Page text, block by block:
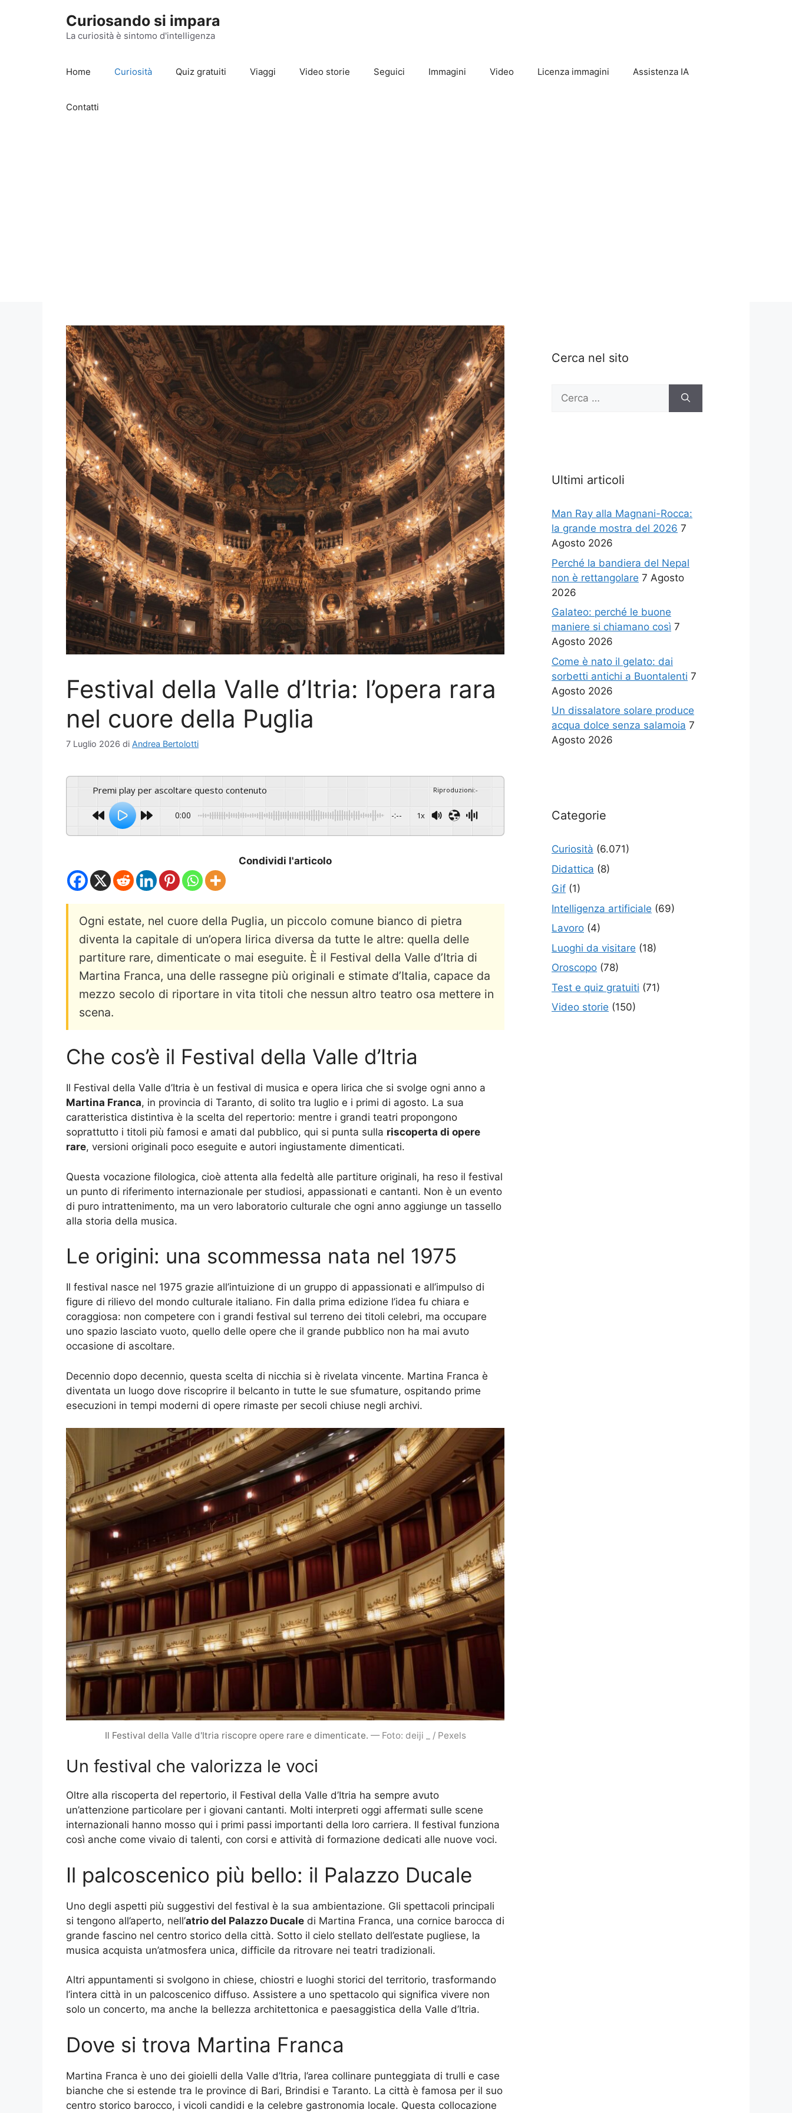
Curiosando si impara
La curiosità è sintomo d'intelligenza
Home Curiosità Quiz gratuiti Viaggi Video storie Seguici Immagini Video Licenza immagini Assistenza IA
Contatti
Festival della Valle d’Itria: l’opera rara
nel cuore della Puglia
7 Luglio 2026 di Andrea Bertolotti
Premi play per ascoltare questo contenuto Riproduzioni:-
0:00 -:-- 1x
Condividi l'articolo
Ogni estate, nel cuore della Puglia, un piccolo comune bianco di pietra
diventa la capitale di un’opera lirica diversa da tutte le altre: quella delle
partiture rare, dimenticate o mai eseguite. È il Festival della Valle d’Itria di
Martina Franca, una delle rassegne più originali e stimate d’Italia, capace da
mezzo secolo di riportare in vita titoli che nessun altro teatro osa mettere in
scena.
Che cos’è il Festival della Valle d’Itria
Il Festival della Valle d’Itria è un festival di musica e opera lirica che si svolge ogni anno a
Martina Franca, in provincia di Taranto, di solito tra luglio e i primi di agosto. La sua
caratteristica distintiva è la scelta del repertorio: mentre i grandi teatri propongono
soprattutto i titoli più famosi e amati dal pubblico, qui si punta sulla riscoperta di opere
rare, versioni originali poco eseguite e autori ingiustamente dimenticati.
Questa vocazione filologica, cioè attenta alla fedeltà alle partiture originali, ha reso il festival
un punto di riferimento internazionale per studiosi, appassionati e cantanti. Non è un evento
di puro intrattenimento, ma un vero laboratorio culturale che ogni anno aggiunge un tassello
alla storia della musica.
Le origini: una scommessa nata nel 1975
Il festival nasce nel 1975 grazie all’intuizione di un gruppo di appassionati e all’impulso di
figure di rilievo del mondo culturale italiano. Fin dalla prima edizione l’idea fu chiara e
coraggiosa: non competere con i grandi festival sul terreno dei titoli celebri, ma occupare
uno spazio lasciato vuoto, quello delle opere che il grande pubblico non ha mai avuto
occasione di ascoltare.
Decennio dopo decennio, questa scelta di nicchia si è rivelata vincente. Martina Franca è
diventata un luogo dove riscoprire il belcanto in tutte le sue sfumature, ospitando prime
esecuzioni in tempi moderni di opere rimaste per secoli chiuse negli archivi.
Il Festival della Valle d'Itria riscopre opere rare e dimenticate. — Foto: deiji _ / Pexels
Un festival che valorizza le voci
Oltre alla riscoperta del repertorio, il Festival della Valle d’Itria ha sempre avuto
un’attenzione particolare per i giovani cantanti. Molti interpreti oggi affermati sulle scene
internazionali hanno mosso qui i primi passi importanti della loro carriera. Il festival funziona
così anche come vivaio di talenti, con corsi e attività di formazione dedicati alle nuove voci.
Il palcoscenico più bello: il Palazzo Ducale
Uno degli aspetti più suggestivi del festival è la sua ambientazione. Gli spettacoli principali
si tengono all’aperto, nell’atrio del Palazzo Ducale di Martina Franca, una cornice barocca di
grande fascino nel centro storico della città. Sotto il cielo stellato dell’estate pugliese, la
musica acquista un’atmosfera unica, difficile da ritrovare nei teatri tradizionali.
Altri appuntamenti si svolgono in chiese, chiostri e luoghi storici del territorio, trasformando
l’intera città in un palcoscenico diffuso. Assistere a uno spettacolo qui significa vivere non
solo un concerto, ma anche la bellezza architettonica e paesaggistica della Valle d’Itria.
Dove si trova Martina Franca
Martina Franca è uno dei gioielli della Valle d’Itria, l’area collinare punteggiata di trulli e case
bianche che si estende tra le province di Bari, Brindisi e Taranto. La città è famosa per il suo
centro storico barocco, i vicoli candidi e la celebre gastronomia locale. Questa collocazione
Cerca nel sito
Ricerca
Ultimi articoli
Man Ray alla Magnani-Rocca:
la grande mostra del 2026 7
Agosto 2026
Perché la bandiera del Nepal
non è rettangolare 7 Agosto
2026
Galateo: perché le buone
maniere si chiamano così 7
Agosto 2026
Come è nato il gelato: dai
sorbetti antichi a Buontalenti 7
Agosto 2026
Un dissalatore solare produce
acqua dolce senza salamoia 7
Agosto 2026
Categorie
Curiosità (6.071)
Didattica (8)
Gif (1)
Intelligenza artificiale (69)
Lavoro (4)
Luoghi da visitare (18)
Oroscopo (78)
Test e quiz gratuiti (71)
Video storie (150)